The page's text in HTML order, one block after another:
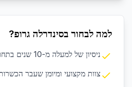
למה לבחור בסינדרלה גרופ?
ניסיון של למעלה מ-10 שנים בתחום הניקיון המקצועי
צוות מקצועי ומיומן שעבר